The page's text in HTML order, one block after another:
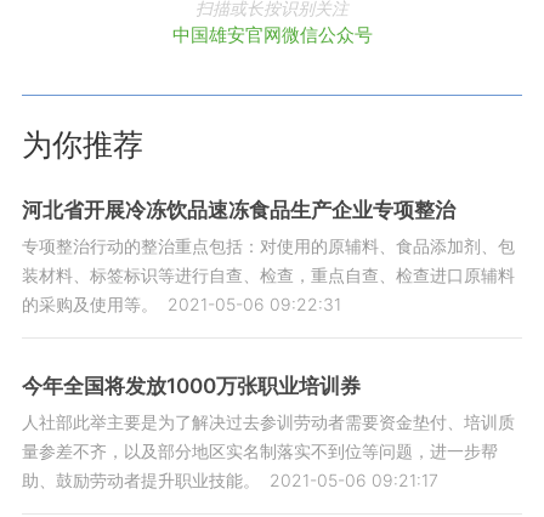
扫描或长按识别关注
中国雄安官网微信公众号
为你推荐
河北省开展冷冻饮品速冻食品生产企业专项整治
专项整治行动的整治重点包括：对使用的原辅料、食品添加剂、包
装材料、标签标识等进行自查、检查，重点自查、检查进口原辅料
的采购及使用等。
2021-05-06 09:22:31
今年全国将发放1000万张职业培训券
人社部此举主要是为了解决过去参训劳动者需要资金垫付、培训质
量参差不齐，以及部分地区实名制落实不到位等问题，进一步帮
助、鼓励劳动者提升职业技能。
2021-05-06 09:21:17